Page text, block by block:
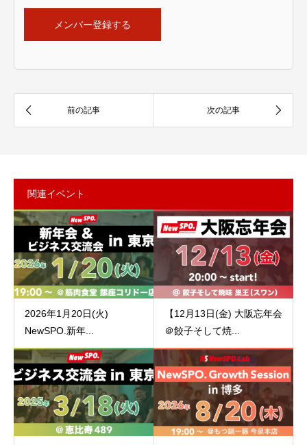
メンバー登録する
関連イベント
2026年1月20日(火)
NewSPO.新年...
【12月13日(金) 大阪忘年会
＠餃子そして焼...